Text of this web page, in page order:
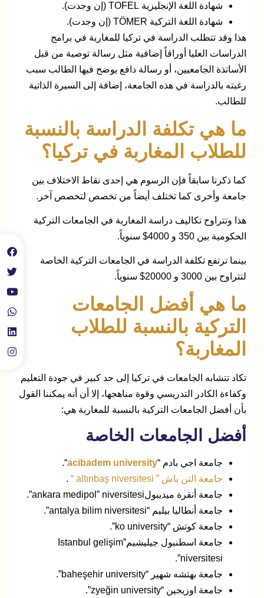
شهادة اللغة الإنجليزية TOFEL (إن وجدت).
شهادة اللغة التركية TÖMER (إن وجدت).
هذا وقد تتطلب الدراسة في تركيا للمغاربة في برامج
الدراسات العليا أوراقاً إضافية مثل رسالة توصية من قبل
الأساتذة الجامعيين، أو رسالة دافع يوضح فيها الطالب سبب
رغبته بالدراسة في هذه الجامعة، إضافة إلى السيرة الذاتية
للطالب.
ما هي تكلفة الدراسة بالنسبة
للطلاب المغاربة في تركيا؟
كما ذكرنا سابقاً فإن الرسوم هي إحدى نقاط الاختلاف بين
جامعة وأخرى كما تختلف أيضاً من تخصص لتخصص آخر.
هذا وتتراوح تكاليف دراسة المغاربة في الجامعات التركية
الحكومية بين 350 و 4000$ سنوياً.
بينما ترتفع تكلفة الدراسة في الجامعات التركية الخاصة
لتتراوح بين 3000 و 20000$ سنوياً.
ما هي أفضل الجامعات
التركية بالنسبة للطلاب
المغاربة؟
تكاد تتشابه الجامعات في تركيا إلى حد كبير في جودة التعليم
وكفاءة الكادر التدريسي وقوة مناهجها، إلا أن أنه يمكننا القول
بأن أفضل الجامعات التركية بالنسبة للمغاربة هي:
أفضل الجامعات الخاصة
جامعة اجي بادم “acibadem university
“.
جامعة التن باش ” altınbaş niversitesi “
.
جامعة أنقرة ميديبولankara medipol” niversitesi”.
جامعة أنطاليا بيليم “antalya bilim niversitesi”.
جامعة كوتش “ko university”.
جامعة اسطنبول جيليشيمIstanbul gelişim”
niversitesi”.
جامعة بهتشه شهير “baheşehir university”.
جامعة اوزيجين “zyeğin university”.